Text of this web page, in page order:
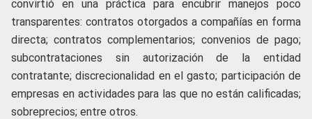
convirtió en una práctica para encubrir manejos poco
transparentes: contratos otorgados a compañías en forma
directa; contratos complementarios; convenios de pago;
subcontrataciones sin autorización de la entidad
contratante; discrecionalidad en el gasto; participación de
empresas en actividades para las que no están calificadas;
sobreprecios; entre otros.